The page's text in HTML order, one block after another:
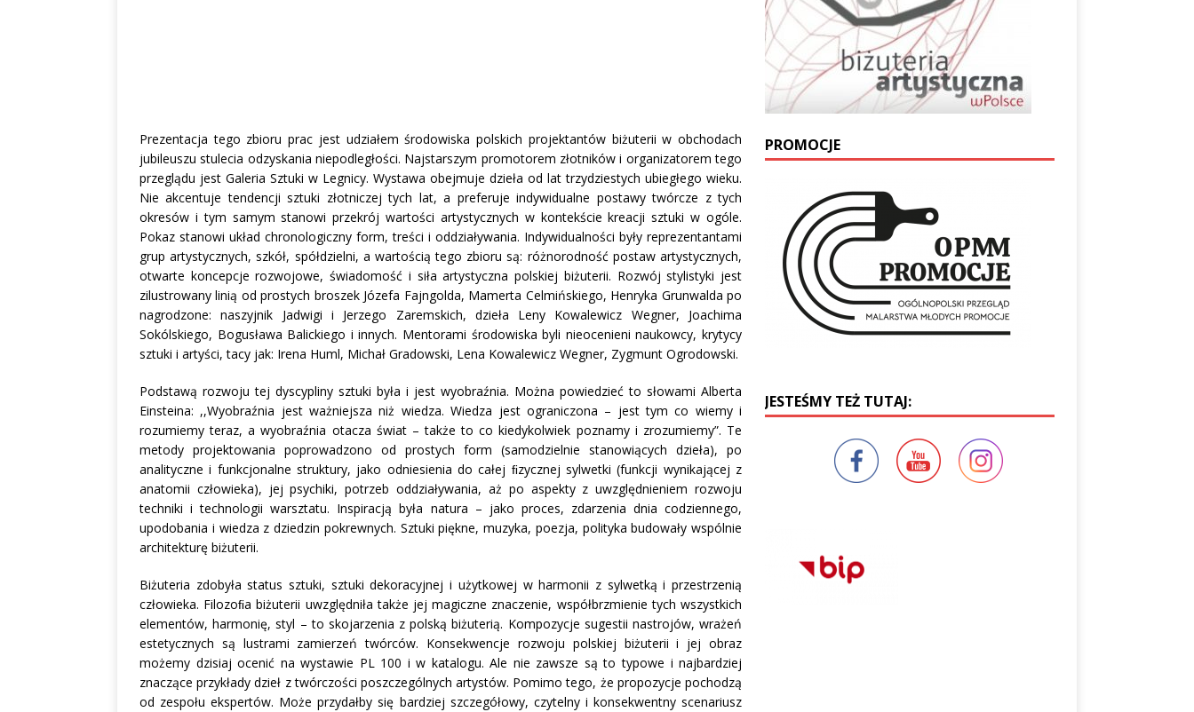
Prezentacja tego zbioru prac jest udziałem środowiska polskich projektantów biżuterii w obchodach
jubileuszu stulecia odzyskania niepodległości. Najstarszym promotorem złotników i organizatorem tego
przeglądu jest Galeria Sztuki w Legnicy. Wystawa obejmuje dzieła od lat trzydziestych ubiegłego wieku.
Nie akcentuje tendencji sztuki złotniczej tych lat, a preferuje indywidualne postawy twórcze z tych
okresów i tym samym stanowi przekrój wartości artystycznych w kontekście kreacji sztuki w ogóle.
Pokaz stanowi układ chronologiczny form, treści i oddziaływania. Indywidualności były reprezentantami
grup artystycznych, szkół, spółdzielni, a wartością tego zbioru są: różnorodność postaw artystycznych,
otwarte koncepcje rozwojowe, świadomość i siła artystyczna polskiej biżuterii. Rozwój stylistyki jest
zilustrowany linią od prostych broszek Józefa Fajngolda, Mamerta Celmińskiego, Henryka Grunwalda po
nagrodzone: naszyjnik Jadwigi i Jerzego Zaremskich, dzieła Leny Kowalewicz Wegner, Joachima
Sokólskiego, Bogusława Balickiego i innych. Mentorami środowiska byli nieocenieni naukowcy, krytycy
sztuki i artyści, tacy jak: Irena Huml, Michał Gradowski, Lena Kowalewicz Wegner, Zygmunt Ogrodowski.
Podstawą rozwoju tej dyscypliny sztuki była i jest wyobraźnia. Można powiedzieć to słowami Alberta
Einsteina: ,,Wyobraźnia jest ważniejsza niż wiedza. Wiedza jest ograniczona – jest tym co wiemy i
rozumiemy teraz, a wyobraźnia otacza świat – także to co kiedykolwiek poznamy i zrozumiemy”. Te
metody projektowania poprowadzono od prostych form (samodzielnie stanowiących dzieła), po
analityczne i funkcjonalne struktury, jako odniesienia do całej ﬁzycznej sylwetki (funkcji wynikającej z
anatomii człowieka), jej psychiki, potrzeb oddziaływania, aż po aspekty z uwzględnieniem rozwoju
techniki i technologii warsztatu. Inspiracją była natura – jako proces, zdarzenia dnia codziennego,
upodobania i wiedza z dziedzin pokrewnych. Sztuki piękne, muzyka, poezja, polityka budowały wspólnie
architekturę biżuterii.
Biżuteria zdobyła status sztuki, sztuki dekoracyjnej i użytkowej w harmonii z sylwetką i przestrzenią
człowieka. Filozoﬁa biżuterii uwzględniła także jej magiczne znaczenie, współbrzmienie tych wszystkich
elementów, harmonię, styl – to skojarzenia z polską biżuterią. Kompozycje sugestii nastrojów, wrażeń
estetycznych są lustrami zamierzeń twórców. Konsekwencje rozwoju polskiej biżuterii i jej obraz
możemy dzisiaj ocenić na wystawie PL 100 i w katalogu. Ale nie zawsze są to typowe i najbardziej
znaczące przykłady dzieł z twórczości poszczególnych artystów. Pomimo tego, że propozycje pochodzą
od zespołu ekspertów. Może przydałby się bardziej szczegółowy, czytelny i konsekwentny scenariusz
PROMOCJE
JESTEŚMY TEŻ TUTAJ: